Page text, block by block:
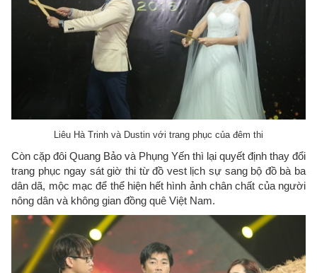
Liêu Hà Trinh và Dustin với trang phục của đêm thi
Còn cặp đôi Quang Bảo và Phụng Yến thì lại quyết định thay đổi
trang phục ngay sát giờ thi từ đồ vest lịch sự sang bộ đồ bà ba
dân dã, mộc mạc để thể hiện hết hình ảnh chân chất của người
nông dân và không gian đồng quê Việt Nam.